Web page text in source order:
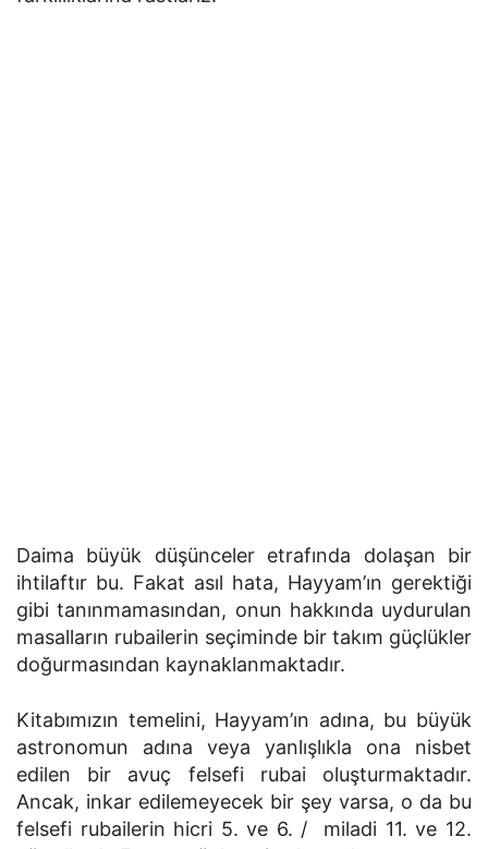
Daima büyük düşünceler etrafında dolaşan bir
ihtilaftır bu. Fakat asıl hata, Hayyam’ın gerektiği
gibi tanınmamasından, onun hakkında uydurulan
masalların rubailerin seçiminde bir takım güçlükler
doğurmasından kaynaklanmaktadır.
Kitabımızın temelini, Hayyam’ın adına, bu büyük
astronomun adına veya yanlışlıkla ona nisbet
edilen bir avuç felsefi rubai oluşturmaktadır.
Ancak, inkar edilemeyecek bir şey varsa, o da bu
felsefi rubailerin hicri 5. ve 6. / miladi 11. ve 12.